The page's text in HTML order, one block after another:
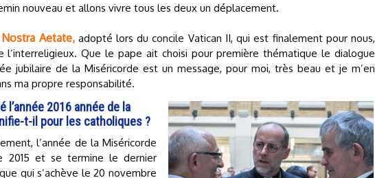
nouveau et allons vivre tous les deux un déplacement.
Nostra Aetate,adopté lors du concile Vatican II, qui est finalement pour nous,
l’interreligieux. Que le pape ait choisi pour première thématique le dialogue
jubilaire de la Miséricorde est un message, pour moi, très beau et je m’en
ma propre responsabilité.
l’année 2016 année de la
t-il pour les catholiques ?
l’année de la Miséricorde
2015 et se termine le dernier
qui s’achève le 20 novembre